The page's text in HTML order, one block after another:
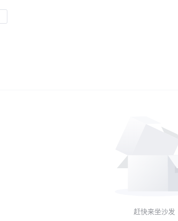
赶快来坐沙发